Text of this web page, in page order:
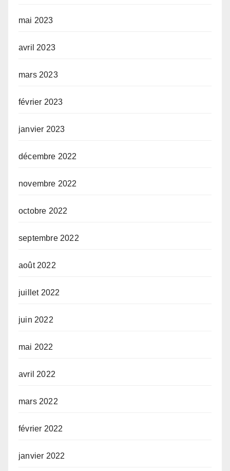
mai 2023
avril 2023
mars 2023
février 2023
janvier 2023
décembre 2022
novembre 2022
octobre 2022
septembre 2022
août 2022
juillet 2022
juin 2022
mai 2022
avril 2022
mars 2022
février 2022
janvier 2022